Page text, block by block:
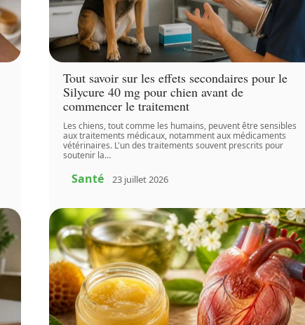
Tout savoir sur les effets secondaires pour le
Silycure 40 mg pour chien avant de
commencer le traitement
Les chiens, tout comme les humains, peuvent être sensibles
aux traitements médicaux, notamment aux médicaments
vétérinaires. L'un des traitements souvent prescrits pour
soutenir la…
Santé 23 juillet 2026